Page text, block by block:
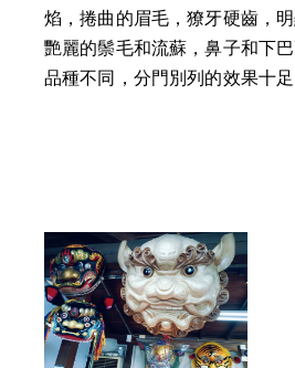
焰，捲曲的眉毛，獠牙硬齒，
艷麗的鬃毛和流蘇，鼻子和下
品種不同，分門別列的效果十足